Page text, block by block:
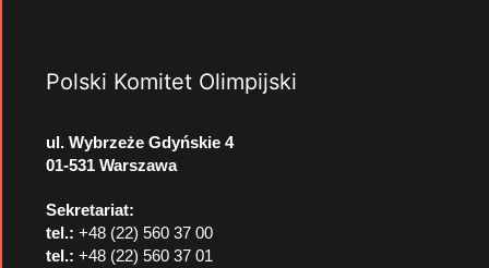
Polski Komitet Olimpijski
ul. Wybrzeże Gdyńskie 4
01-531 Warszawa
Sekretariat:
tel.: +48 (22) 560 37 00
tel.: +48 (22) 560 37 01